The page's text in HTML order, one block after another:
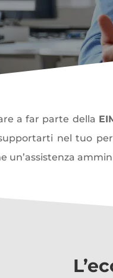
a far parte della
nel tuo
un’assistenza